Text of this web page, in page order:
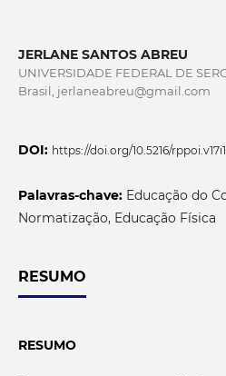
JERLANE SANTOS ABREU
UNIVERSIDADE FEDERAL DE
Brasil, jerlaneabreu@gmail.com
DOI: https://doi.org/10.5216/
Palavras-chave: Educação do
Normatização, Educação Física
RESUMO
RESUMO